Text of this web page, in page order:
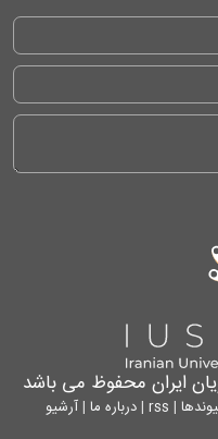
ایران محفوظ می باشد
|
rss
|درباره ما |آرشیو